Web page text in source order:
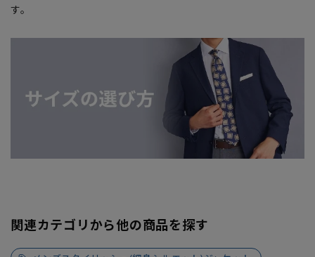
す。
関連カテゴリから他の商品を探す